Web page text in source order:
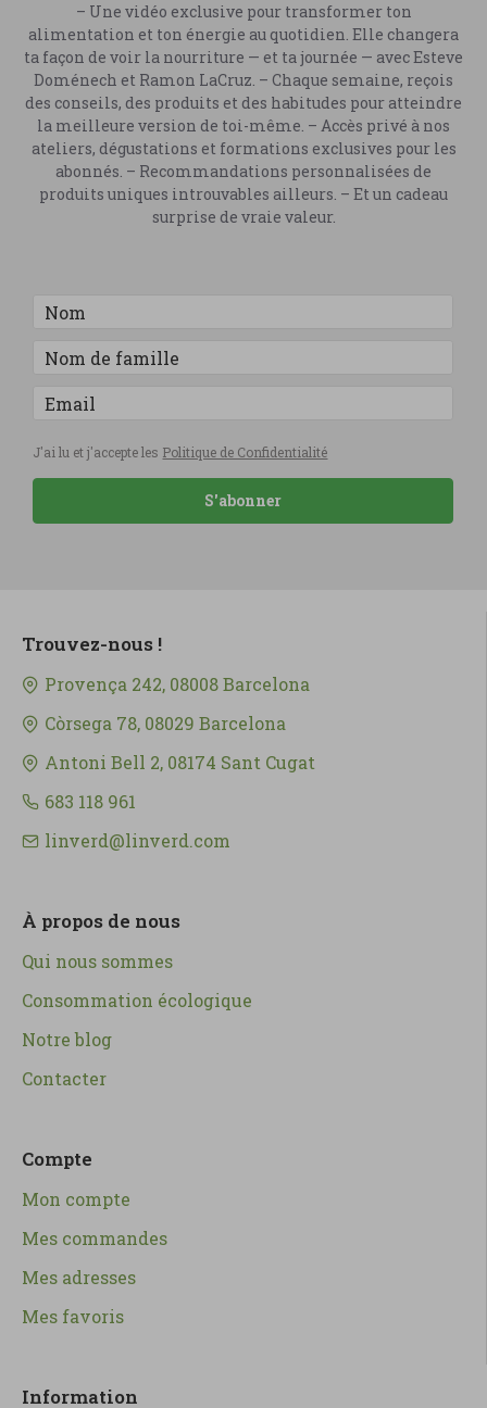
– Une vidéo exclusive pour transformer ton
alimentation et ton énergie au quotidien. Elle changera
ta façon de voir la nourriture — et ta journée — avec Esteve
Doménech et Ramon LaCruz. – Chaque semaine, reçois
des conseils, des produits et des habitudes pour atteindre
la meilleure version de toi-même. – Accès privé à nos
ateliers, dégustations et formations exclusives pour les
abonnés. – Recommandations personnalisées de
produits uniques introuvables ailleurs. – Et un cadeau
surprise de vraie valeur.
J'ai lu et j'accepte les Politique de Confidentialité
S'abonner
Trouvez-nous !
Provença 242, 08008 Barcelona
Còrsega 78, 08029 Barcelona
Antoni Bell 2, 08174 Sant Cugat
683 118 961
linverd@linverd.com
À propos de nous
Qui nous sommes
Consommation écologique
Notre blog
Contacter
Compte
Mon compte
Mes commandes
Mes adresses
Mes favoris
Information